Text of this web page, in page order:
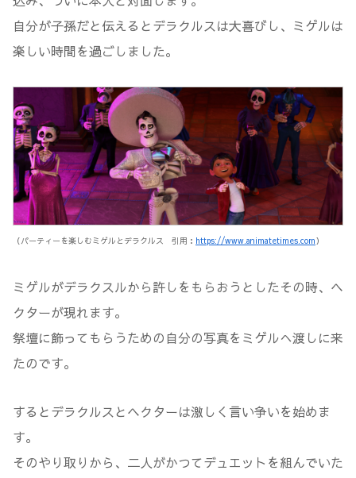
自分が子孫だと伝えるとデラクルスは大喜びし、ミゲルは
楽しい時間を過ごしました。
（パーティーを楽しむミゲルとデラクルス 引用： https://www.animatetimes.com）
ミゲルがデラクスルから許しをもらおうとしたその時、ヘ
クターが現れます。
祭壇に飾ってもらうための自分の写真をミゲルへ渡しに来
たのです。
するとデラクルスとヘクターは激しく言い争いを始めま
す。
そのやり取りから、二人がかつてデュエットを組んでいた